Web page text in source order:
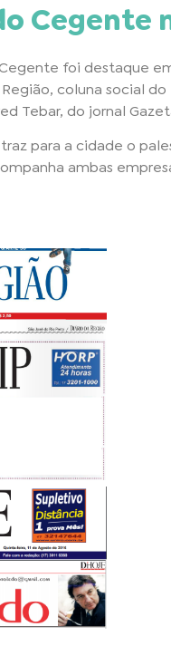
Cegente
foi destaque
coluna social
Tebar, do jornal
para a cidade o
ambas